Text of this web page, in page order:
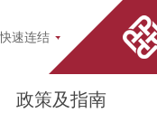
速连结
政策及指南